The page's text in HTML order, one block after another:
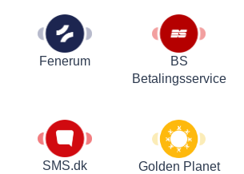
Fenerum
BS
Betalingsservice
SMS.dk Golden Planet